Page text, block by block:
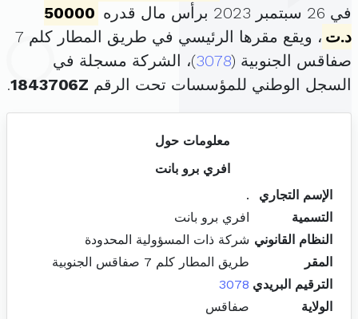
في 26 سبتمبر 2023 برأس مال قدره
50000
د.ت
، ويقع مقرها الرئيسي في طريق المطار كلم 7
صفاقس الجنوبية (3078)، الشركة مسجلة في
السجل الوطني للمؤسسات تحت الرقم 1843706Z
.
معلومات حول
افري برو بانت
الإسم التجاري
.
التسمية
افري برو بانت
النظام القانوني شركة ذات المسؤولية المحدودة
المقر
طريق المطار كلم 7 صفاقس الجنوبية
الترقيم البريدي 3078
الولاية
صفاقس